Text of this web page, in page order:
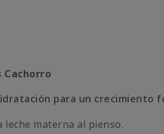
para un crecimiento
leche materna al pienso.